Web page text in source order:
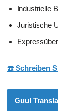
Industrielle
Juristische
☎️ Schreiben
Guul